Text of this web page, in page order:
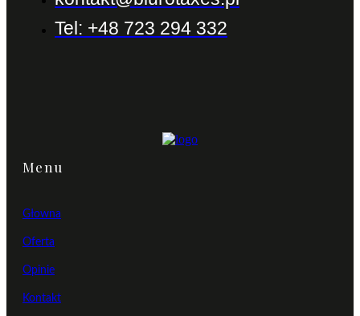
Tel: +48 723 294 332
Menu
Głowna
Oferta
Opinie
Kontakt